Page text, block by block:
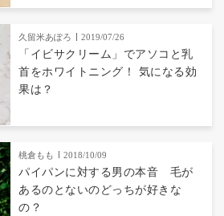
久留米あぽろ 2019/07/26
「イビサクリーム」でアソコと乳
首をホワイトニング！ 気になる効
果は？
桃倉もも 2018/10/09
パイパンに対する男の本音 毛が
あるのとないのどっちが好きな
の？